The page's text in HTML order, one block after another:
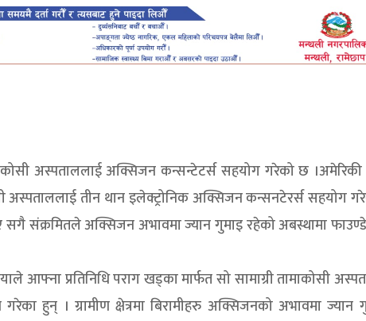
अस्पताललाई अक्सिजन कन्सन्टेटर्स सहयोग गरेको छ
अस्पताललाई तीन थान इलेक्ट्रोनिक अक्सिजन कन्सनटेरर्स सहयोग
सगै संक्रमितले अक्सिजन अभावमा ज्यान गुमाइ रहेको अबस्थामा
आफ्ना प्रतिनिधि पराग खड्का मार्फत सो सामाग्री तामाकोसी
हुन् । ग्रामीण क्षेत्रमा बिरामीहरु अक्सिजनको अभावमा ज्यान